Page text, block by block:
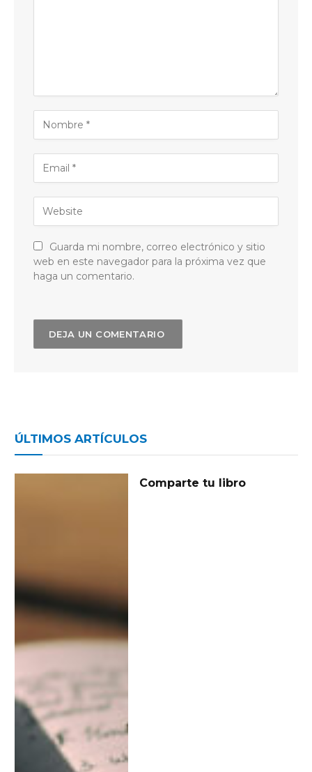
Guarda mi nombre, correo electrónico y sitio
web en este navegador para la próxima vez que
haga un comentario.
ÚLTIMOS ARTÍCULOS
Comparte tu libro